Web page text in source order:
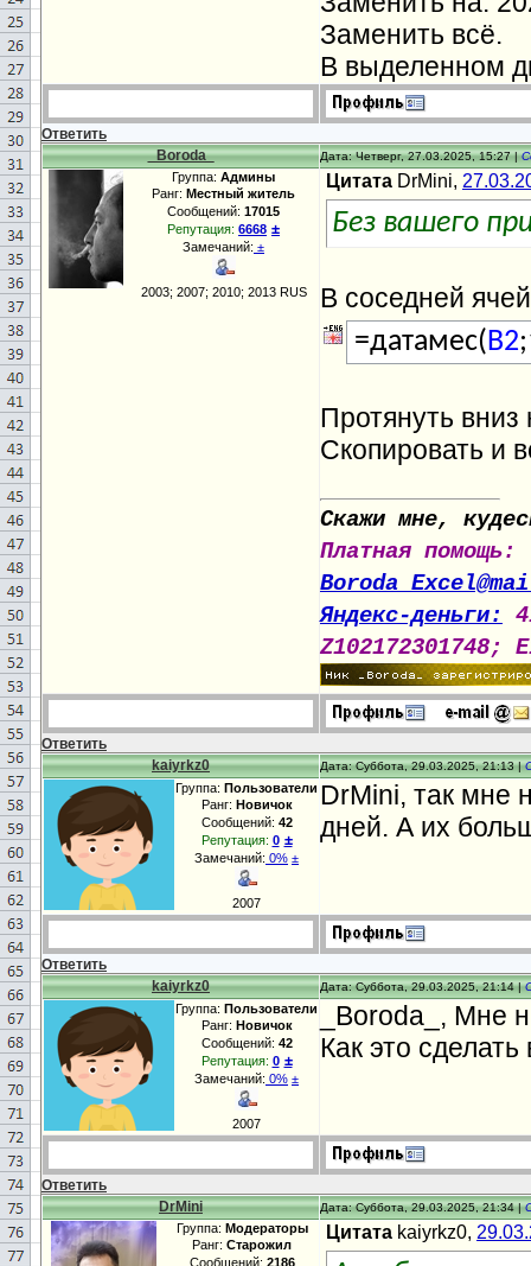
Заменить всё.
В выделенном
Ответить
_Boroda_
Дата: Четверг, 27.03.2025, 15:27 |
Группа: Админы
Ранг: Местный житель
Сообщений: 17015
Репутация: 6668 ±
Замечаний: ±
2003; 2007; 2010; 2013 RUS
Цитата DrMini,
Без вашего
В соседней
=датамес( B2
Протянуть вниз
Скопировать и
Скажи мне,
Платная помощь:
Яндекс-деньги:
Z102172301748;
Ответить
kaiyrkz0
Дата: Суббота, 29.03.2025, 21:13 |
Группа: Пользователи
Ранг: Новичок
Сообщений: 42
Репутация: 0 ±
Замечаний: 0% ±
2007
DrMini, так мне
дней. А их
Ответить
kaiyrkz0
Дата: Суббота, 29.03.2025, 21:14 |
Группа: Пользователи
Ранг: Новичок
Сообщений: 42
Репутация: 0 ±
Замечаний: 0% ±
2007
_Boroda_, Мне
Как это
Ответить
DrMini
Дата: Суббота, 29.03.2025, 21:34 |
Группа: Модераторы
Ранг: Старожил
Сообщений: 2186
Цитата kaiyrkz0,